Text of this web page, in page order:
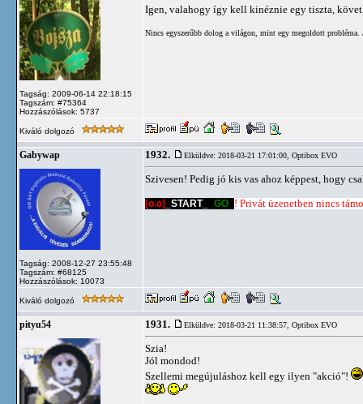
Tagság: 2009-06-14 22:18:15
Tagszám: #75364
Hozzászólások: 5737
Igen, valahogy így kell kinéznie egy tiszta,
Nincs egyszerűbb dolog a világon, mint egy megoldott
Kiváló dolgozó
Gabywap
Tagság: 2008-12-27 23:55:48
Tagszám: #68125
Hozzászólások: 10073
1932. Elküldve: 2018-03-21 17:01:00, Optibox EVO
Szivesen! Pedig jó kis vas ahoz képpest, hogy
[o.o] _START_ _GO_ ! Privát üzenetben nincs
Kiváló dolgozó
pityu54 1931. Elküldve: 2018-03-21 11:38:57, Optibox EVO
Szia!
Jól mondod!
Szellemi megújuláshoz kell egy ilyen "akció"!